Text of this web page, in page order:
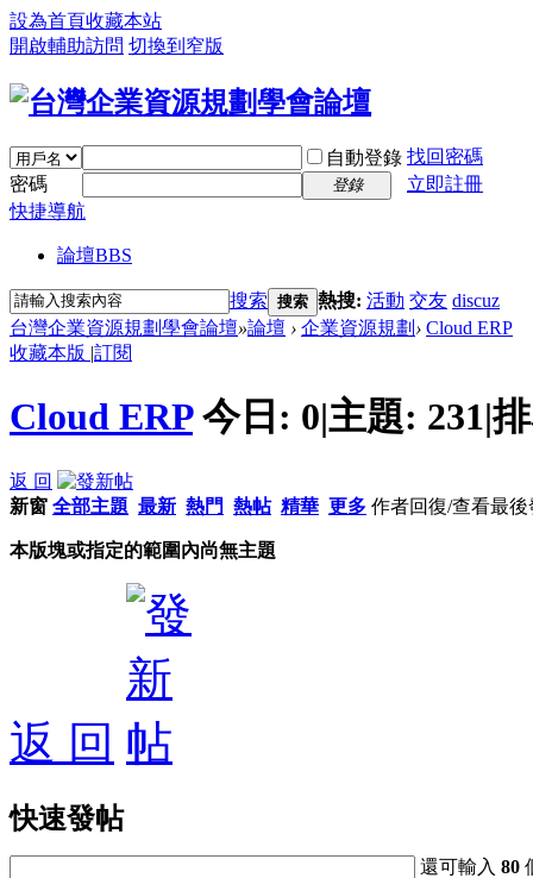
設為首頁收藏本站
開啟輔助訪問 切換到窄版
自動登錄 找回密碼
密碼
登錄
立即註冊
快捷導航
論壇BBS
搜索 搜索 熱搜: 活動 交友 discuz
台灣企業資源規劃學會論壇»論壇 › 企業資源規劃 › Cloud ERP
收藏本版 |訂閱
Cloud ERP 今日: 0|主題: 231|
返 回
新窗 全部主題 最新 熱門 熱帖 精華 更多 作者回復/查看最後
本版塊或指定的範圍內尚無主題
返 回
快速發帖
還可輸入80